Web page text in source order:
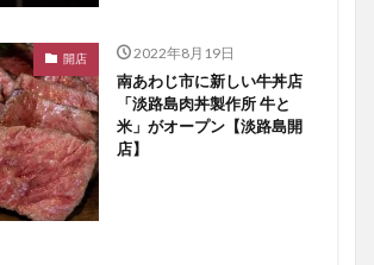
開店 2022年8月19日
南あわじ市に新しい牛丼店
「淡路島肉丼製作所 牛と
米」がオープン【淡路島開
店】